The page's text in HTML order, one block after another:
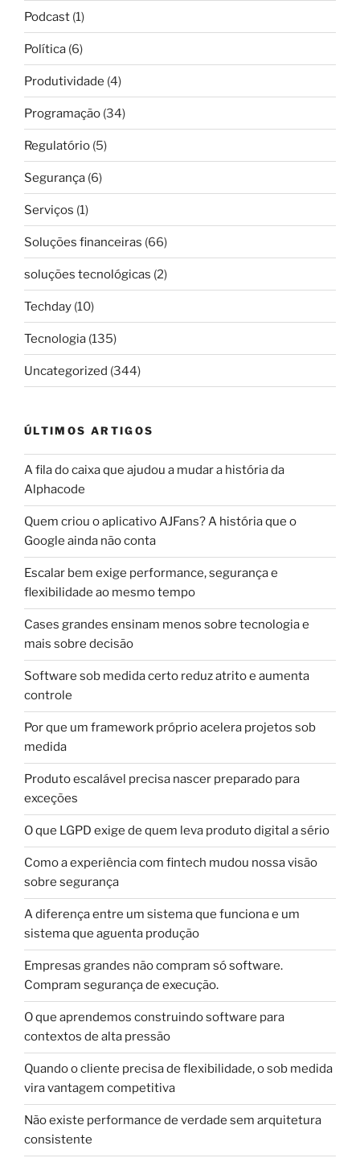
Podcast (1)
Política (6)
Produtividade (4)
Programação (34)
Regulatório (5)
Segurança (6)
Serviços (1)
Soluções financeiras (66)
soluções tecnológicas (2)
Techday (10)
Tecnologia (135)
Uncategorized (344)
ÚLTIMOS ARTIGOS
A fila do caixa que ajudou a mudar a história da
Alphacode
Quem criou o aplicativo AJFans? A história que o
Google ainda não conta
Escalar bem exige performance, segurança e
flexibilidade ao mesmo tempo
Cases grandes ensinam menos sobre tecnologia e
mais sobre decisão
Software sob medida certo reduz atrito e aumenta
controle
Por que um framework próprio acelera projetos sob
medida
Produto escalável precisa nascer preparado para
exceções
O que LGPD exige de quem leva produto digital a sério
Como a experiência com fintech mudou nossa visão
sobre segurança
A diferença entre um sistema que funciona e um
sistema que aguenta produção
Empresas grandes não compram só software.
Compram segurança de execução.
O que aprendemos construindo software para
contextos de alta pressão
Quando o cliente precisa de flexibilidade, o sob medida
vira vantagem competitiva
Não existe performance de verdade sem arquitetura
consistente